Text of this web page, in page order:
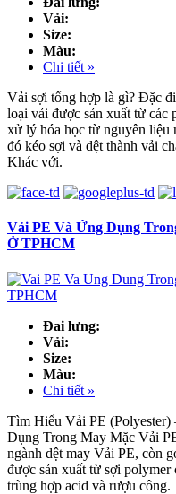
Vải:
Size:
Màu:
Chi tiết »
Vải sợi tổng hợp là gì? Đặc
loại vải được sản xuất từ các
xử lý hóa học từ nguyên liệu
đó kéo sợi và dệt thành vải
Khác với.
Vải PE Và Ứng Dụng
Ở TPHCM
Đai lưng:
Vải:
Size:
Màu:
Chi tiết »
Tìm Hiểu Vải PE
Dụng Trong May Mặc Vải
ngành dệt may Vải PE, còn
được sản xuất từ sợi polymer
trùng hợp acid và rượu công.